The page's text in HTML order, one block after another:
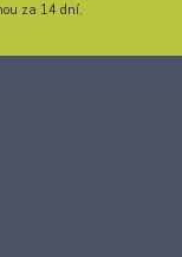
za 14 dní.